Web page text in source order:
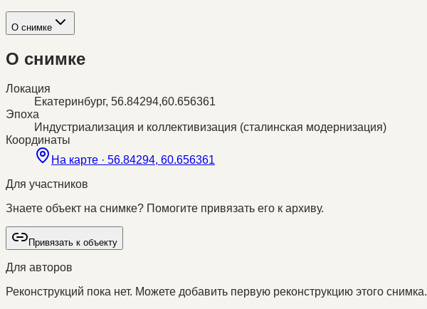
О снимке
О снимке
Локация
Екатеринбург, 56.84294,60.656361
Эпоха
Индустриализация и коллективизация (сталинская модернизация)
Координаты
На карте · 56.84294, 60.656361
Для участников
Знаете объект на снимке? Помогите привязать его к архиву.
Привязать к объекту
Для авторов
Реконструкций пока нет. Можете добавить первую реконструкцию этого снимка.